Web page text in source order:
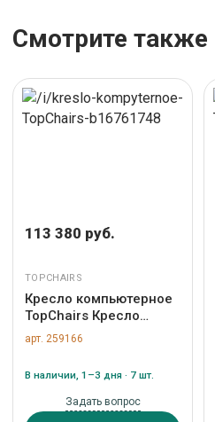
Смотрите также
113 380 руб.
TOPCHAIRS
Кресло компьютерное
TopChairs Кресло
офисное TopChairs
Crown SN коричневый
арт. 259166
В наличии, 1–3 дня · 7 шт.
Задать вопрос